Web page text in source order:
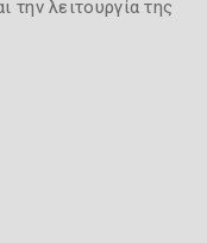
την λειτουργία της